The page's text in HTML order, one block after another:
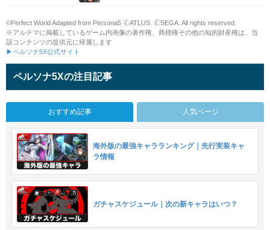
©Perfect World Adapted from Persona5 🄫ATLUS. 🄫SEGA. All rights reserved.
※アルテマに掲載しているゲーム内画像の著作権、商標権その他の知的財産権は、当
該コンテンツの提供元に帰属します
▶ペルソナ5X公式サイト
ペルソナ5Xの注目記事
おすすめ記事 人気ページ
海外版の最強キャラランキング｜先行実装キャ
ラ情報
ガチャスケジュール｜次の新キャラはいつ？